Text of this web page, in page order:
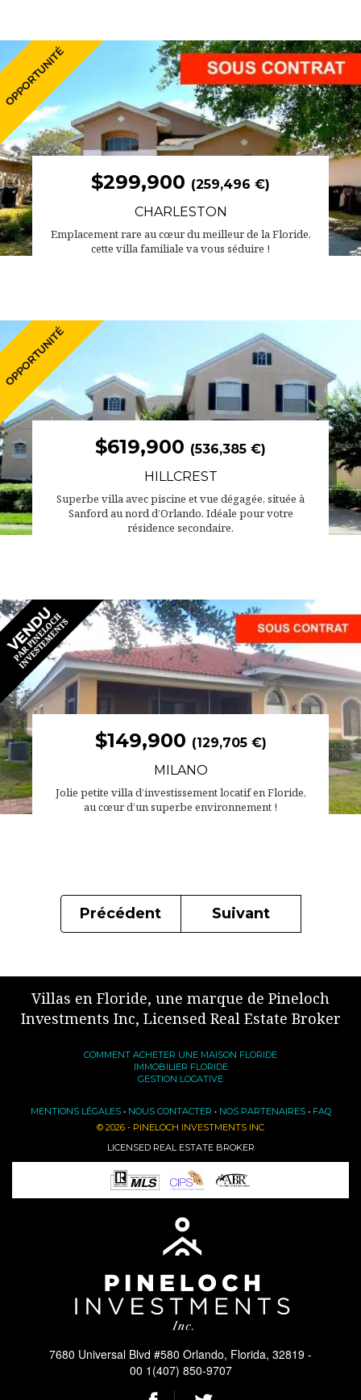
$299,900 (259,496 €)
CHARLESTON
Emplacement rare au cœur du meilleur de la Floride,
cette villa familiale va vous séduire !
$619,900 (536,385 €)
HILLCREST
Superbe villa avec piscine et vue dégagée, située à
Sanford au nord d’Orlando. Idéale pour votre
résidence secondaire.
$149,900 (129,705 €)
MILANO
Jolie petite villa d’investissement locatif en Floride,
au cœur d’un superbe environnement !
Précédent Suivant
Villas en Floride, une marque de Pineloch
Investments Inc, Licensed Real Estate Broker
COMMENT ACHETER UNE MAISON FLORIDE
IMMOBILIER FLORIDE
GESTION LOCATIVE
MENTIONS LÉGALES• NOUS CONTACTER • NOS PARTENAIRES• FAQ
© 2026 - PINELOCH INVESTMENTS INC
LICENSED REAL ESTATE BROKER
7680 Universal Blvd #580 Orlando, Florida, 32819 -
00 1(407) 850-9707